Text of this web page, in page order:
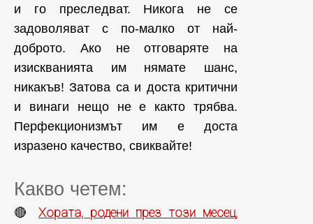
и го преследват. Никога не се
задоволяват с по-малко от най-
доброто. Ако не отговаряте на
изискванията им нямате шанс,
никакъв! Затова са и доста критични
и винаги нещо не е както трябва.
Перфекционизмът им е доста
изразено качество, свиквайте!
Какво четем:
🔴 Хората, родени през този месец,